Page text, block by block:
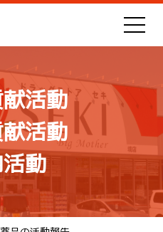
活動
活動
動